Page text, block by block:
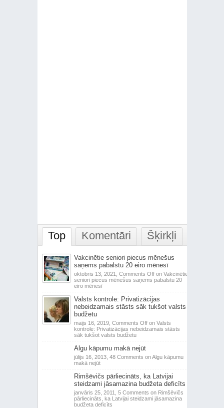
Top Komentāri Šķirkļi
Vakcinētie seniori piecus mēnešus
saņems pabalstu 20 eiro mēnesī
oktobris 13, 2021, Comments Offon Vakcinētie
seniori piecus mēnešus saņems pabalstu 20
eiro mēnesī
Valsts kontrole: Privatizācijas
nebeidzamais stāsts sāk tukšot valsts
budžetu
maijs 16, 2019, Comments Offon Valsts
kontrole: Privatizācijas nebeidzamais stāsts
sāk tukšot valsts budžetu
Algu kāpumu makā nejūt
jūlijs 16, 2013, 48 Comments on Algu kāpumu
makā nejūt
Rimšēvičs pārliecināts, ka Latvijai
steidzami jāsamazina budžeta deficīts
janvāris 25, 2011, 5 Comments on Rimšēvičs
pārliecināts, ka Latvijai steidzami jāsamazina
budžeta deficīts